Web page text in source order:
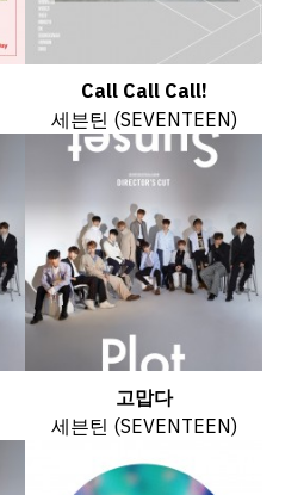
Call Call Call!
세븐틴 (SEVENTEEN)
고맙다
세븐틴 (SEVENTEEN)